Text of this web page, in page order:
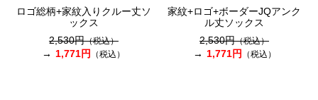
ロゴ総柄+家紋入りクルー丈ソ
ックス
2,530円（税込）
1,771円 （税込）
家紋+ロゴ+ボーダーJQアンク
ル丈ソックス
2,530円（税込）
1,771円 （税込）